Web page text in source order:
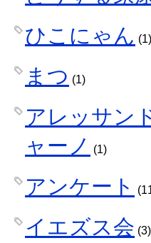
ひこにゃん (1)
まつ (1)
アレッサン
ャーノ
(1)
アンケート
イエズス会 (3)